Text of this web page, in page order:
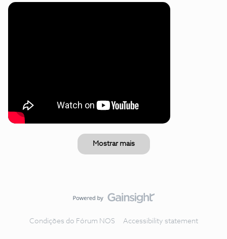
Mostrar mais
Condições do Fórum NOS Accessibility statement